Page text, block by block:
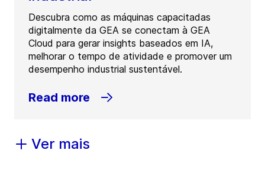
Descubra como as máquinas capacitadas
digitalmente da GEA se conectam à GEA
Cloud para gerar insights baseados em IA,
melhorar o tempo de atividade e promover um
desempenho industrial sustentável.
Read more
Ver mais